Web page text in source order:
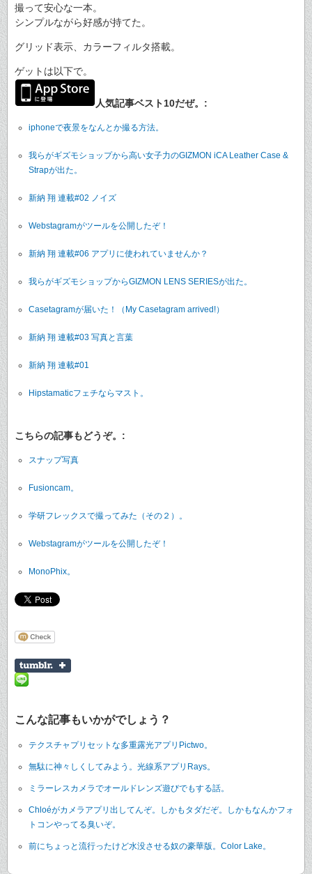
撮って安心な一本。
シンプルながら好感が持てた。
グリッド表示、カラーフィルタ搭載。
ゲットは以下で。
人気記事ベスト10だぜ。:
iphoneで夜景をなんとか撮る方法。
我らがギズモショップから高い女子力のGIZMON iCA Leather Case &
Strapが出た。
新納 翔 連載#02 ノイズ
Webstagramがツールを公開したぞ！
新納 翔 連載#06 アプリに使われていませんか？
我らがギズモショップからGIZMON LENS SERIESが出た。
Casetagramが届いた！（My Casetagram arrived!）
新納 翔 連載#03 写真と言葉
新納 翔 連載#01
Hipstamaticフェチならマスト。
こちらの記事もどうぞ。:
スナップ写真
Fusioncam。
学研フレックスで撮ってみた（その２）。
Webstagramがツールを公開したぞ！
MonoPhix。
こんな記事もいかがでしょう？
テクスチャプリセットな多重露光アプリPictwo。
無駄に神々しくしてみよう。光線系アプリRays。
ミラーレスカメラでオールドレンズ遊びでもする話。
Chloéがカメラアプリ出してんぞ。しかもタダだぞ。しかもなんかフォ
トコンやってる臭いぞ。
前にちょっと流行ったけど水没させる奴の豪華版。Color Lake。